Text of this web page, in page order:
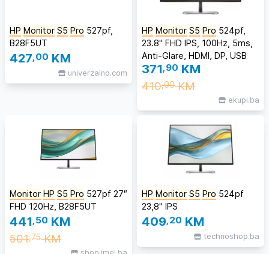
HP Monitor S5 Pro 527pf,
B28F5UT
427,00 KM
univerzalno.com
HP Monitor S5 Pro 524pf,
23.8" FHD IPS, 100Hz, 5ms,
Anti-Glare, HDMI, DP, USB
Hub, VESA
371,90 KM
410,00KM
ekupi.ba
Monitor HP S5 Pro 527pf 27″
FHD 120Hz, B28F5UT
441,50 KM
501,75KM
HP Monitor S5 Pro 524pf
23,8" IPS
409,20 KM
technoshop.ba